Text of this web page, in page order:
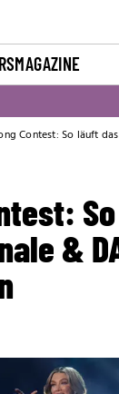
MAGAZINE
Contest: So läuft
&